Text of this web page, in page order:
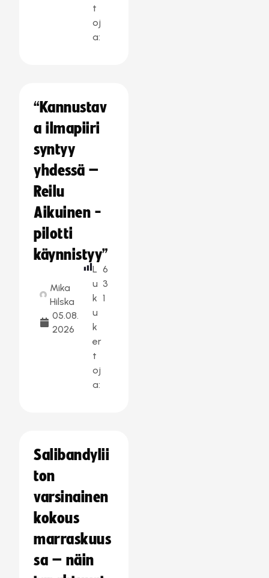
t
oj
a:
“Kannustav
a ilmapiiri
syntyy
yhdessä –
Reilu
Aikuinen -
pilotti
käynnistyy”
Mika
Hilska
05.08.
2026
L
u
k
u
k
er
t
oj
a:
6
3
1
Salibandylii
ton
varsinainen
kokous
marraskuus
sa – näin